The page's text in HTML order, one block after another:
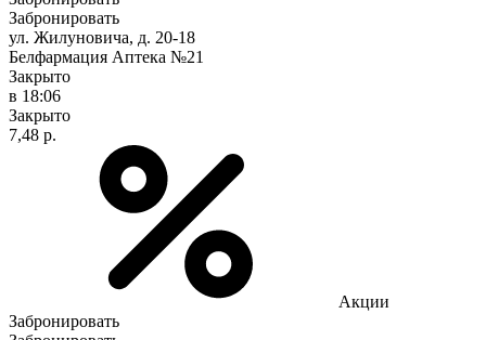
Забронировать
ул. Жилуновича, д. 20-18
Белфармация Аптека №21
Закрыто
в 18:06
Закрыто
7,48 р.
Акции
Забронировать